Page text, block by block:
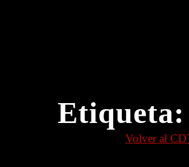
Etiqueta:
Volver al